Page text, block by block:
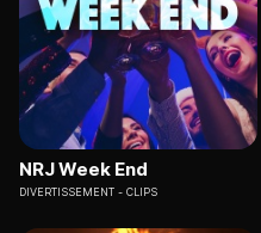
NRJ Week End
DIVERTISSEMENT CLIPS